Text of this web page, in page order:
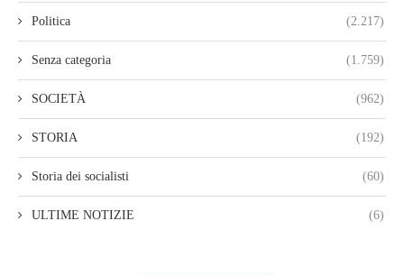
Politica (2.217)
Senza categoria (1.759)
SOCIETÀ (962)
STORIA (192)
Storia dei socialisti (60)
ULTIME NOTIZIE (6)